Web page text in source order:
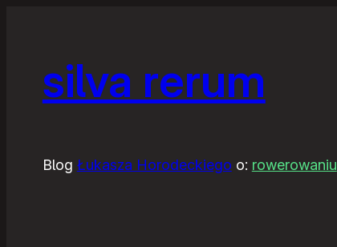
silva rerum
Blog Łukasza Horodeckiego o: rowerowaniu